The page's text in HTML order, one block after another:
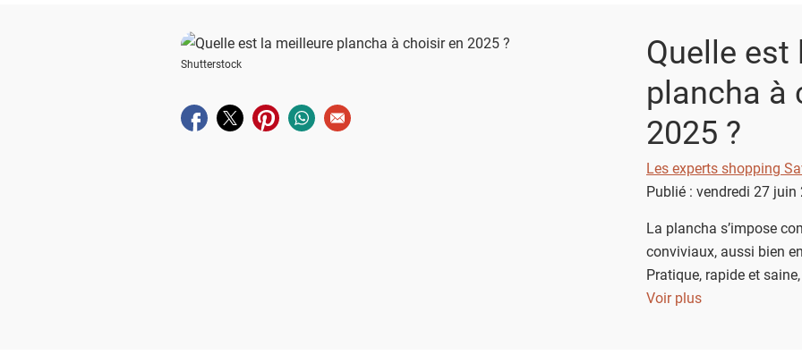
Shutterstock
Partager sur facebook
Partager sur twitter
Partager sur pinterest
Partager sur whatsapp
Envoyer à un ami
Quelle
plancha à
2025 ?
Les experts shopping
Publié : vendredi 27
La plancha s’impose
conviviaux, aussi bien
Pratique, rapide et
viandes, poissons et
Voir plus